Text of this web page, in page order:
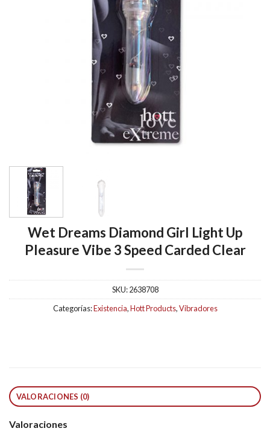
Wet Dreams Diamond Girl Light Up
Pleasure Vibe 3 Speed Carded Clear
SKU:2638708
Categorías:Existencia,Hott Products,Vibradores
VALORACIONES (0)
Valoraciones